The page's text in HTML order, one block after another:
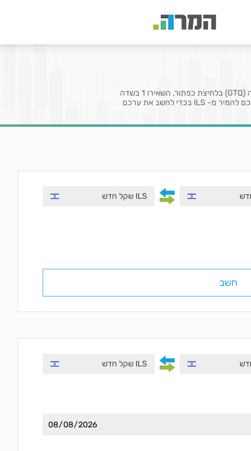
בעמוד זה תוכלו להמיר את המטבע שקל (ILS) לקצאל גואטמלה (GTQ) בלחיצת כפתור. השאירו 1 בשדה
המציין את הכמות לקבלת שער או הזינו כמות מטבעות שברצונכם להמיר מ- ILS בכדי לחשב את ערכם
ILS שקל חדש
חשב
ILS שקל חדש